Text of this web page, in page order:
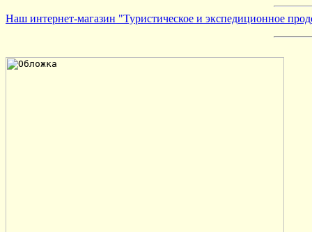
Наш интернет-магазин "Туристическое и экспедиционное